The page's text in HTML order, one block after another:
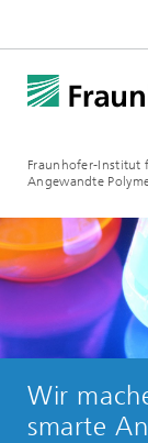
Fraunhofer-Institut
Angewandte
Wir
smarte